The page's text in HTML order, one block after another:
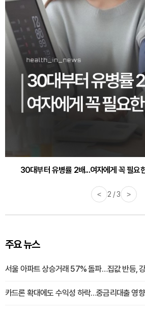
30대부터 유병률 2배...여자에게 꼭 필요
감기·독감 예방하고 면역력 높이는 4가
< 2 / 3 >
주요 뉴스
서울 아파트 상승거래 57% 돌파…집값 반등,
카드론 확대에도 수익성 하락…중금리대출 영향